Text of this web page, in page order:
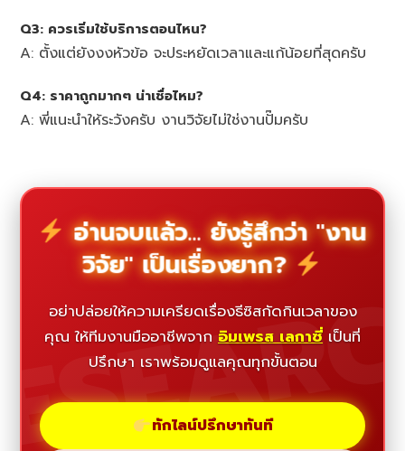
Q3: ควรเริ่มใช้บริการตอนไหน?
A: ตั้งแต่ยังงงหัวข้อ จะประหยัดเวลาและแก้น้อยที่สุดครับ
Q4: ราคาถูกมากๆ น่าเชื่อไหม?
A: พี่แนะนำให้ระวังครับ งานวิจัยไม่ใช่งานปั๊มครับ
อ่านจบแล้ว... ยังรู้สึกว่า "งาน
วิจัย" เป็นเรื่องยาก?
อย่าปล่อยให้ความเครียดเรื่องธีซิสกัดกินเวลาของ
คุณ ให้ทีมงานมืออาชีพจาก อิมเพรส เลกาซี่ เป็นที่
ปรึกษา เราพร้อมดูแลคุณทุกขั้นตอน
ทักไลน์ปรึกษาทันที